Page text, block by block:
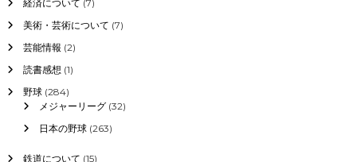
経済について (7)
美術・芸術について (7)
芸能情報 (2)
読書感想 (1)
野球(284)
メジャーリーグ(32)
日本の野球(263)
鉄道について (15)